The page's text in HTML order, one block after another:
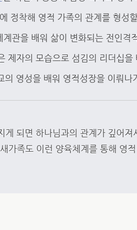
정착해 영적 가족의 관계를 형성
관을 배워 삶이 변화되는 전인격
제자의 모습으로 섬김의 리더십을
의 영성을 배워 영적성장을 이뤄나
되면 하나님과의 관계가 깊어
가족도 이런 양육체계를 통해 영